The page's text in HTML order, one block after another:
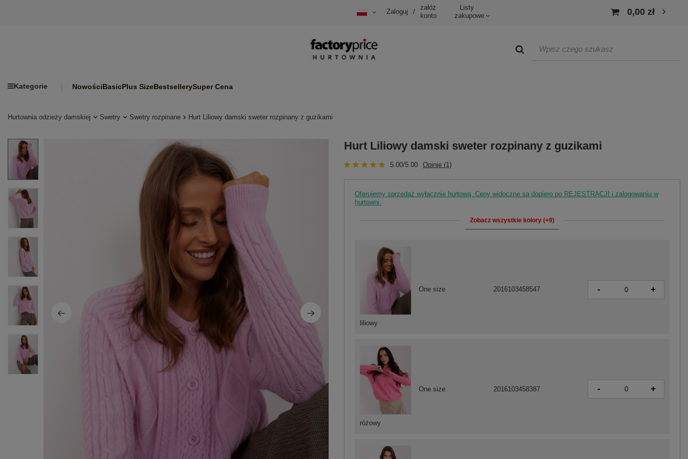
Zaloguj /
załóż
konto
Listy
zakupowe
0,00 zł
Kategorie NowościBasicPlus SizeBestsellerySuper Cena
Hurtownia odzieży damskiej Swetry Swetry rozpinane Hurt Liliowy damski sweter rozpinany z guzikami
Hurt Liliowy damski sweter rozpinany z guzikami
5.00/5.00 Opinie (1)
Oferujemy sprzedaż wyłącznie hurtową. Ceny widoczne są dopiero po REJESTRACJI i zalogowaniu w
hurtowni.
Zobacz wszystkie kolory (+9)
różowy
One size 2016103458387 - +
liliowy
One size 2016103458547 - +